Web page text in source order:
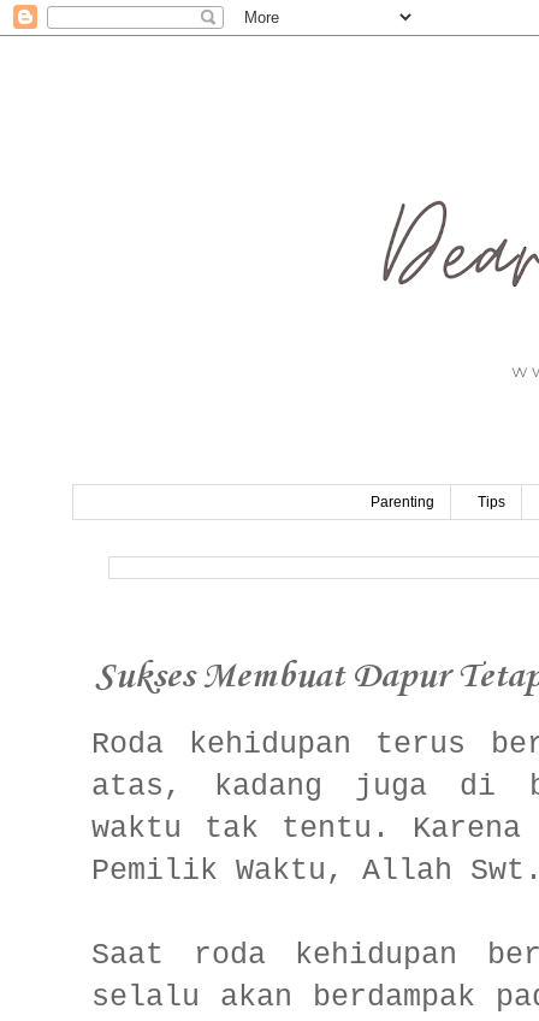
Parenting Tips
Sukses Membuat Dapur
Roda kehidupan terus
atas, kadang juga di
waktu tak tentu. Karena
Pemilik Waktu, Allah
Saat roda kehidupan
selalu akan berdampak